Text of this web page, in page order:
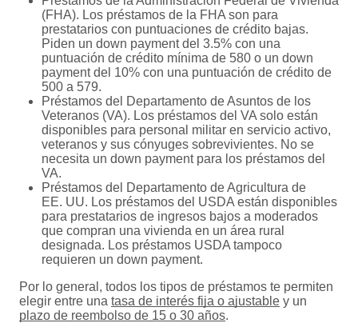
(FHA). Los préstamos de la FHA son para
prestatarios con puntuaciones de crédito bajas.
Piden un down payment del 3.5% con una
puntuación de crédito mínima de 580 o un down
payment del 10% con una puntuación de crédito de
500 a 579.
Préstamos del Departamento de Asuntos de los
Veteranos (VA). Los préstamos del VA solo están
disponibles para personal militar en servicio activo,
veteranos y sus cónyuges sobrevivientes. No se
necesita un down payment para los préstamos del
VA.
Préstamos del Departamento de Agricultura de
EE. UU. Los préstamos del USDA están disponibles
para prestatarios de ingresos bajos a moderados
que compran una vivienda en un área rural
designada. Los préstamos USDA tampoco
requieren un down payment.
Por lo general, todos los tipos de préstamos te permiten
elegir entre una tasa de interés fija o ajustable y un
plazo de reembolso de 15 o 30 años.